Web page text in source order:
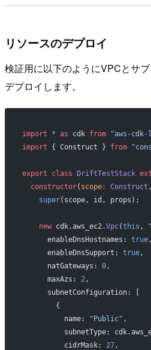
リソースのデプロイ
検証用に以下のようにVPCとサ
デプロイします。
import * as cdk from "aws-
import { Construct } from
export class DriftTestStack
  constructor
( scope: Construct
    super
(scope, id, props);
    new
cdk.aws_ec2.Vpc(this ,
      enableDnsHostnames:
true,
      enableDnsSupport:
true,
      natGateways:
0,
      maxAzs:
2 ,
      subnetConfiguration: [
        {
          name:
"Public" ,
subnetType:
          cidrMask:
27,